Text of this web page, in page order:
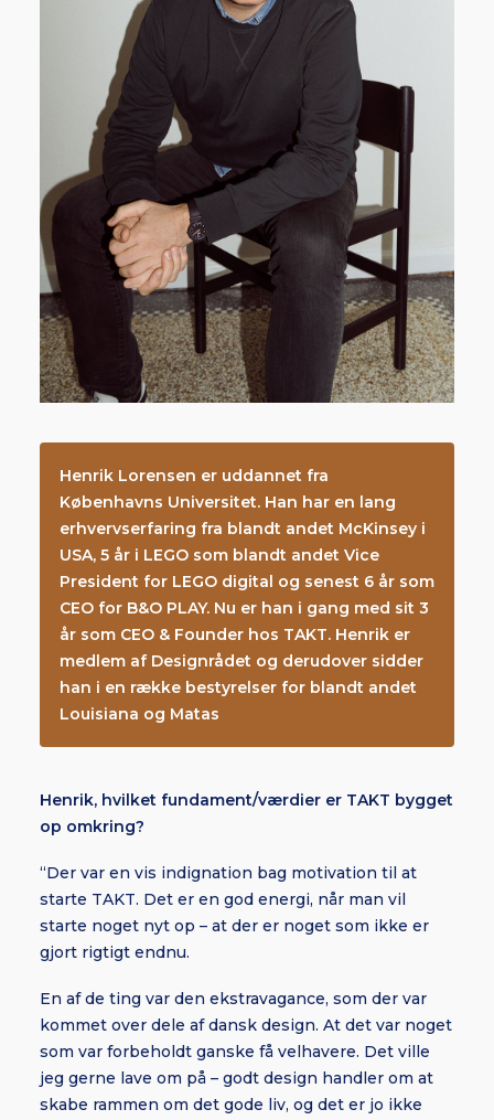
Henrik Lorensen er uddannet fra
Københavns Universitet. Han har en lang
erhvervserfaring fra blandt andet McKinsey i
USA, 5 år i LEGO som blandt andet Vice
President for LEGO digital og senest 6 år som
CEO for B&O PLAY. Nu er han i gang med sit 3
år som CEO & Founder hos TAKT. Henrik er
medlem af Designrådet og derudover sidder
han i en række bestyrelser for blandt andet
Louisiana og Matas
Henrik, hvilket fundament/værdier er TAKT bygget
op omkring?
“Der var en vis indignation bag motivation til at
starte TAKT. Det er en god energi, når man vil
starte noget nyt op – at der er noget som ikke er
gjort rigtigt endnu.
En af de ting var den ekstravagance, som der var
kommet over dele af dansk design. At det var noget
som var forbeholdt ganske få velhavere. Det ville
jeg gerne lave om på – godt design handler om at
skabe rammen om det gode liv, og det er jo ikke